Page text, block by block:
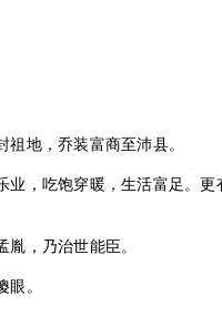
地，乔装富商至沛县。
业，吃饱穿暖，生活富足。
，乃治世能臣。
。